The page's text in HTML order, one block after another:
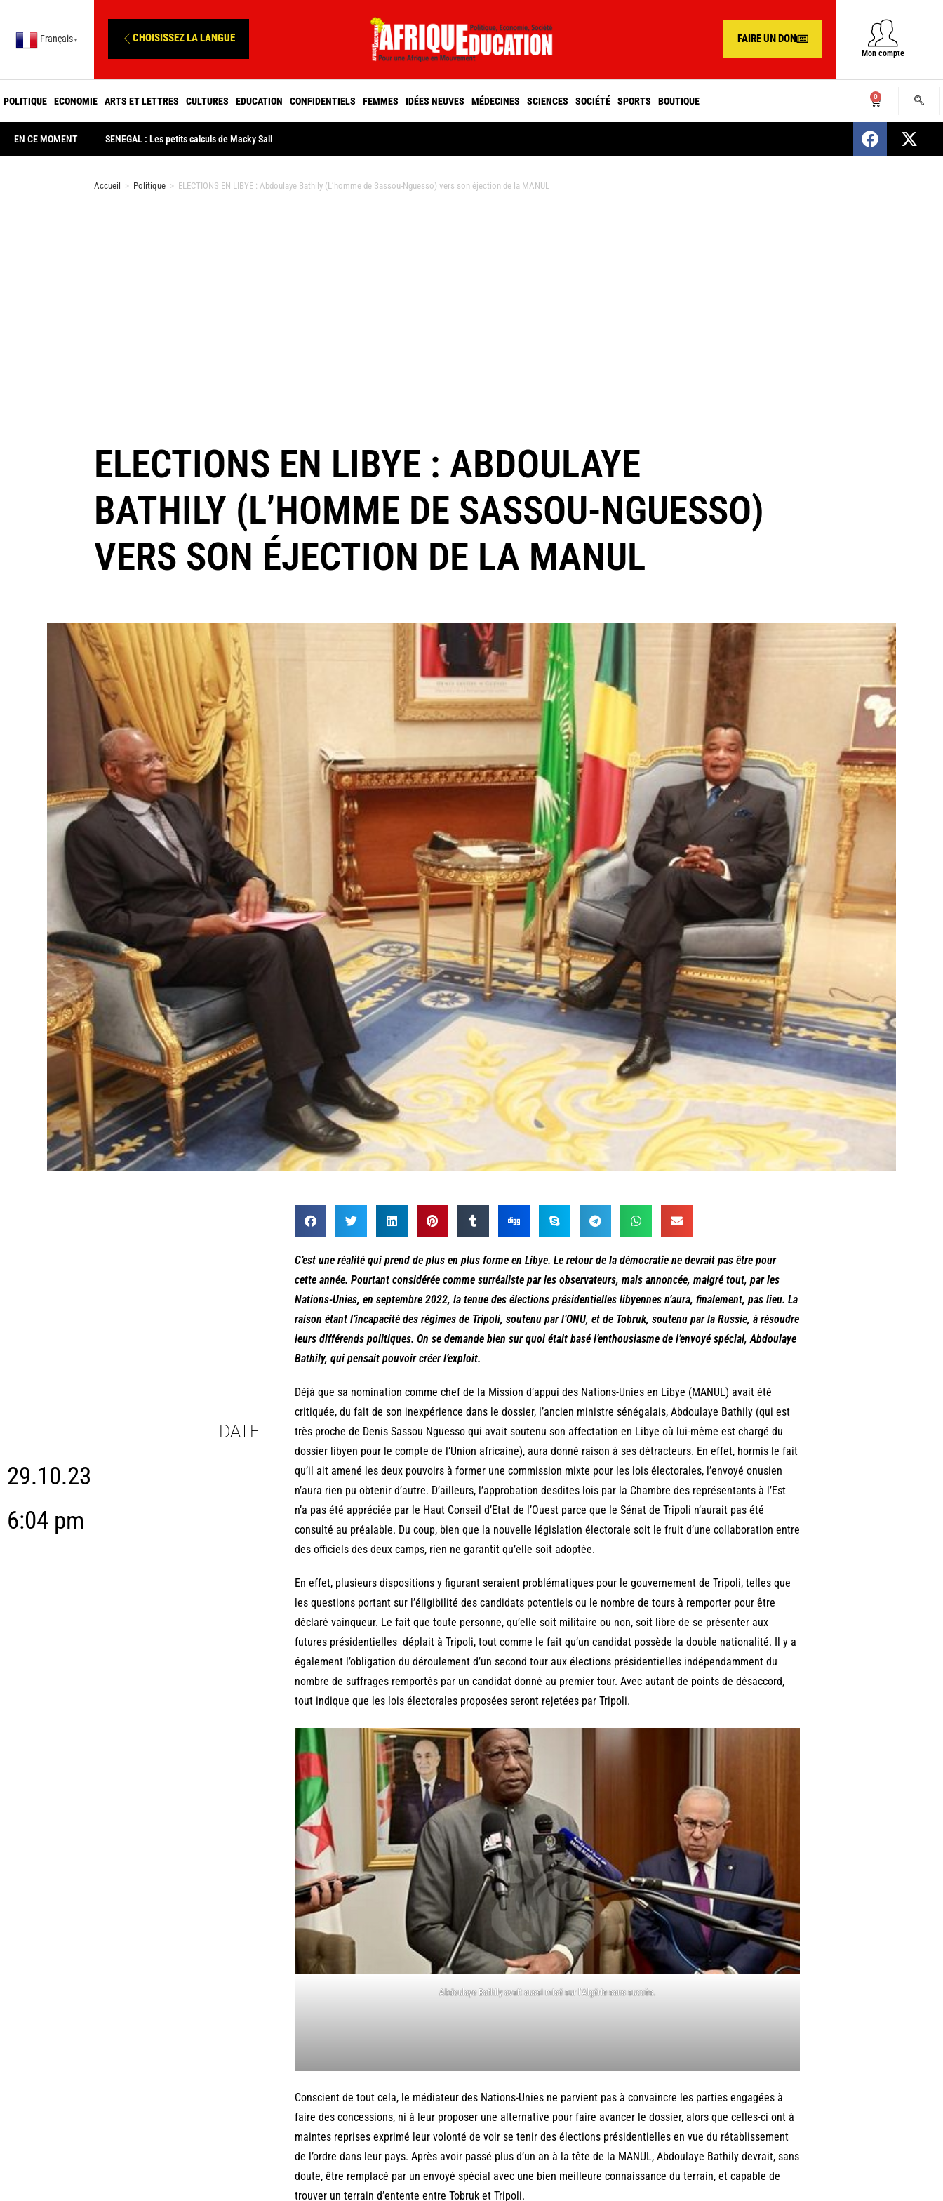
Français ▼ CHOISISSEZ LA LANGUE FAIRE UN DON
Mon compte
POLITIQUE ECONOMIE ARTS ET LETTRES CULTURES EDUCATION CONFIDENTIELS FEMMES IDÉES NEUVES MÉDECINES SCIENCES SOCIÉTÉ SPORTS BOUTIQUE 0
EN CE MOMENT SENEGAL : Les petits calculs de Macky Sall SENEGAL : Nomination d’un nouveau
Accueil > Politique > ELECTIONS EN LIBYE : Abdoulaye Bathily (L’homme de Sassou-Nguesso) vers son éjection de la MANUL
ELECTIONS EN LIBYE : ABDOULAYE
BATHILY (L’HOMME DE SASSOU-NGUESSO)
VERS SON ÉJECTION DE LA MANUL
DATE
29.10.23
6:04 pm
C’est une réalité qui prend de plus en plus forme en Libye. Le retour de la démocratie ne devrait pas être pour
cette année. Pourtant considérée comme surréaliste par les observateurs, mais annoncée, malgré tout, par les
Nations-Unies, en septembre 2022, la tenue des élections présidentielles libyennes n’aura, finalement, pas lieu. La
raison étant l’incapacité des régimes de Tripoli, soutenu par l’ONU, et de Tobruk, soutenu par la Russie, à résoudre
leurs différends politiques. On se demande bien sur quoi était basé l’enthousiasme de l’envoyé spécial, Abdoulaye
Bathily, qui pensait pouvoir créer l’exploit.
Déjà que sa nomination comme chef de la Mission d’appui des Nations-Unies en Libye (MANUL) avait été
critiquée, du fait de son inexpérience dans le dossier, l’ancien ministre sénégalais, Abdoulaye Bathily (qui est
très proche de Denis Sassou Nguesso qui avait soutenu son affectation en Libye où lui-même est chargé du
dossier libyen pour le compte de l’Union africaine), aura donné raison à ses détracteurs. En effet, hormis le fait
qu’il ait amené les deux pouvoirs à former une commission mixte pour les lois électorales, l’envoyé onusien
n’aura rien pu obtenir d’autre. D’ailleurs, l’approbation desdites lois par la Chambre des représentants à l’Est
n’a pas été appréciée par le Haut Conseil d’Etat de l’Ouest parce que le Sénat de Tripoli n’aurait pas été
consulté au préalable. Du coup, bien que la nouvelle législation électorale soit le fruit d’une collaboration entre
des officiels des deux camps, rien ne garantit qu’elle soit adoptée.
En effet, plusieurs dispositions y figurant seraient problématiques pour le gouvernement de Tripoli, telles que
les questions portant sur l’éligibilité des candidats potentiels ou le nombre de tours à remporter pour être
déclaré vainqueur. Le fait que toute personne, qu’elle soit militaire ou non, soit libre de se présenter aux
futures présidentielles déplait à Tripoli, tout comme le fait qu’un candidat possède la double nationalité. Il y a
également l’obligation du déroulement d’un second tour aux élections présidentielles indépendamment du
nombre de suffrages remportés par un candidat donné au premier tour. Avec autant de points de désaccord,
tout indique que les lois électorales proposées seront rejetées par Tripoli.
Abdoulaye Bathily avait aussi misé sur l’Algérie sans succès.
Conscient de tout cela, le médiateur des Nations-Unies ne parvient pas à convaincre les parties engagées à
faire des concessions, ni à leur proposer une alternative pour faire avancer le dossier, alors que celles-ci ont à
maintes reprises exprimé leur volonté de voir se tenir des élections présidentielles en vue du rétablissement
de l’ordre dans leur pays. Après avoir passé plus d’un an à la tête de la MANUL, Abdoulaye Bathily devrait, sans
doute, être remplacé par un envoyé spécial avec une bien meilleure connaissance du terrain, et capable de
trouver un terrain d’entente entre Tobruk et Tripoli.